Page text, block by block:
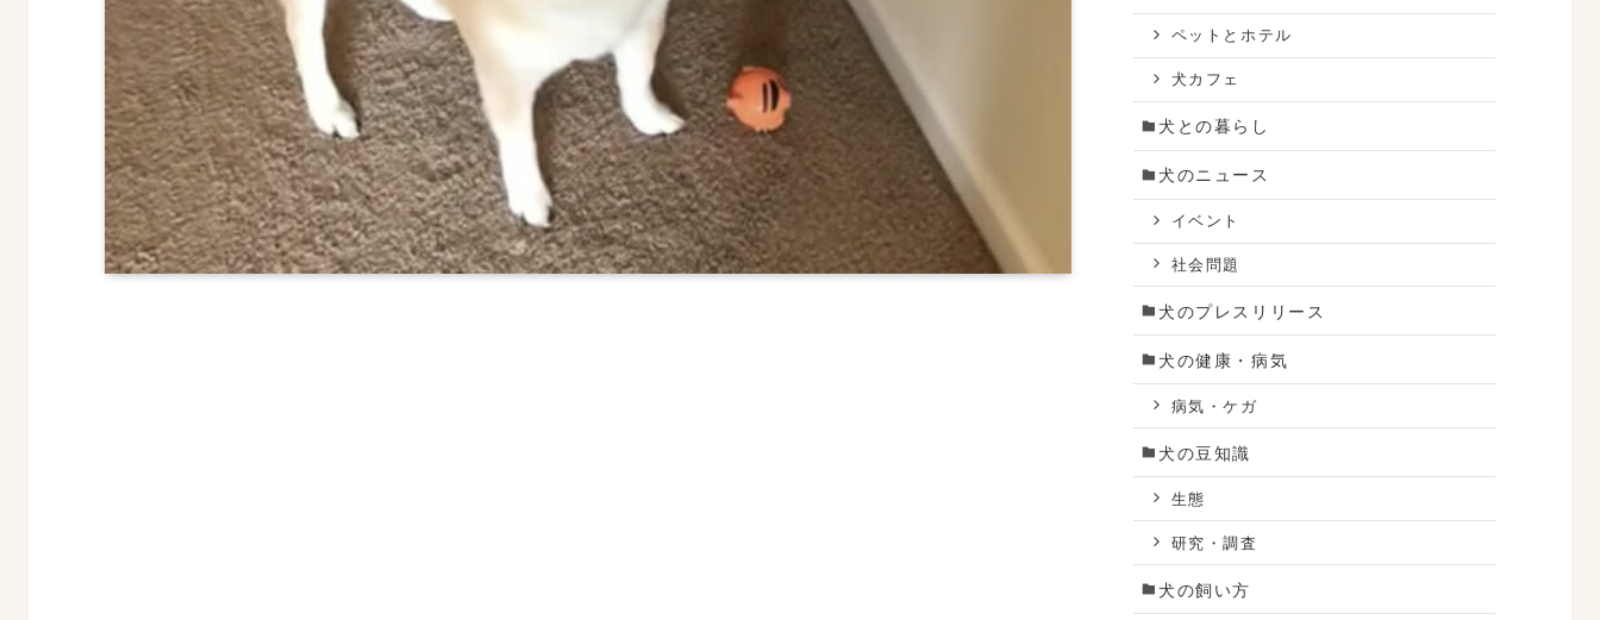
ペットとホテル
犬カフェ
犬との暮らし
犬のニュース
イベント
社会問題
犬のプレスリリース
犬の健康・病気
病気・ケガ
犬の豆知識
生態
研究・調査
犬の飼い方